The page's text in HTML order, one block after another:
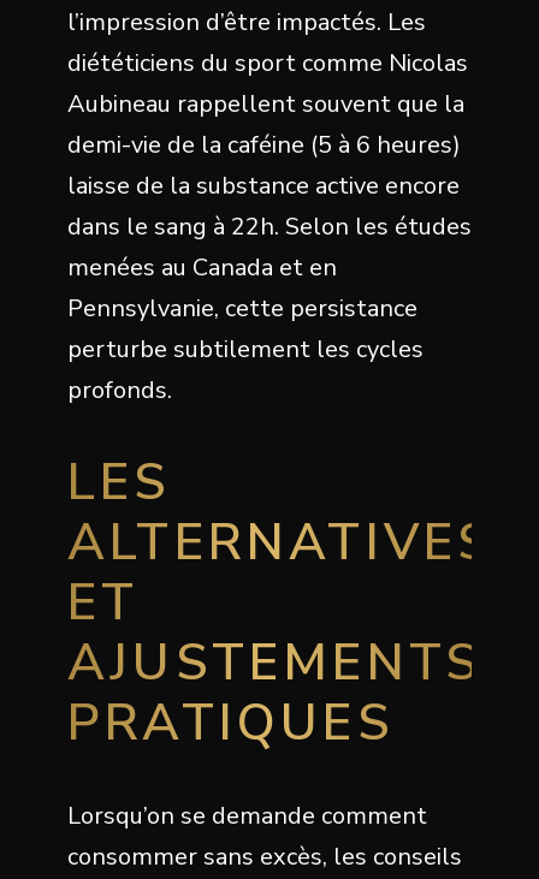
l’impression d’être impactés. Les
diététiciens du sport comme Nicolas
Aubineau rappellent souvent que la
demi-vie de la caféine (5 à 6 heures)
laisse de la substance active encore
dans le sang à 22h. Selon les études
menées au Canada et en
Pennsylvanie, cette persistance
perturbe subtilement les cycles
profonds.
LES
ALTERNATIVES
ET
AJUSTEMENTS
PRATIQUES
Lorsqu’on se demande comment
consommer sans excès, les conseils